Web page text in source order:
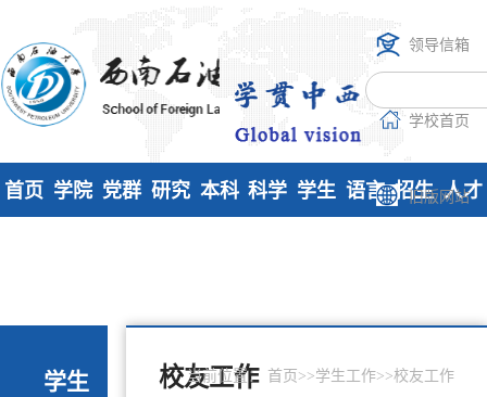
领导信箱
学校首页
旧版网站
首页 学院 党群 研究 本科 科学 学生 语言 招生 人才
学生 校友工作
当前位置： 首页 >>学生工作>>校友工作